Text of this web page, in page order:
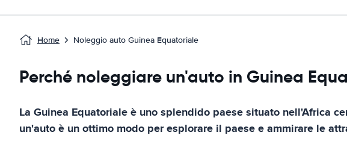
Home Noleggio auto Guinea Equatoriale
Perché noleggiare un'auto in Guinea
La Guinea Equatoriale è uno splendido paese situato nell'Africa
un'auto è un ottimo modo per esplorare il paese e ammirare le